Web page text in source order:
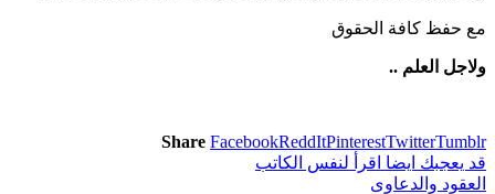
مع حفظ كافة الحقوق
ولاجل العلم ..
Share FacebookReddItPinterestTwitterTumblr
قد يعجبك ايضا اقرأ لنفس الكاتب
العقود والدعاوى